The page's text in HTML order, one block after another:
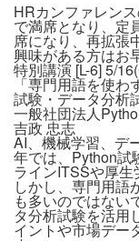
HRカンファレン
で満席となり、定
席になり、再拡張
興味がある方はお
特別講演 [L-6] 5/
「専門用語を使わ
試験・データ分析
一般社団法人
吉政 忠志
AI、機械学習、デ
年では、Python試
ラインITSSや厚生
しかし、専門用語
も多いのではない
タ分析試験を活用
イントや市場デー